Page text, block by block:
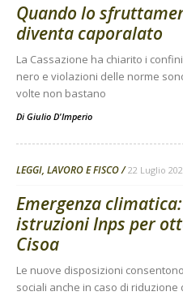
Quando lo
diventa caporalato
La Cassazione ha chiarito i
nero e violazioni delle norme
volte non bastano
Di Giulio D'Imperio
LEGGI, LAVORO E FISCO 22 Luglio
Emergenza
istruzioni Inps per
Cisoa
Le nuove disposizioni
sociali anche in caso di